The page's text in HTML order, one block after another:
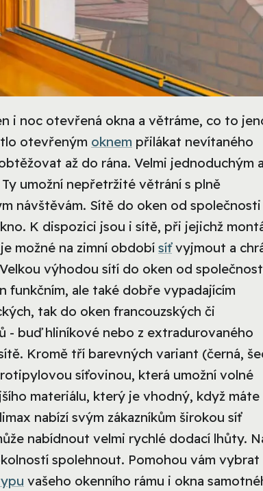
i noc otevřená okna a větráme, co to
otevřeným oknem přilákat nevítaného
až do rána. Velmi jednoduchým a
Ty umožní nepřetržité větrání s plně
návštěvám. Sítě do oken od společnosti
K dispozici jsou i sítě, při jejichž
možné na zimní období síťvyjmout a
výhodou sítí do oken od
funkčním, ale také dobře vypadajícím
tak do oken francouzských či
- buď hliníkové nebo z extradurovaného
Kromě tří barevných variant (černá,
síťovinou, která umožní volné
materiálu, který je vhodný, když máte
nabízí svým zákazníkům širokou síť
nabídnout velmi rychlé dodací lhůty.
spolehnout. Pomohou vám vybrat
vašeho okenního rámu i okna